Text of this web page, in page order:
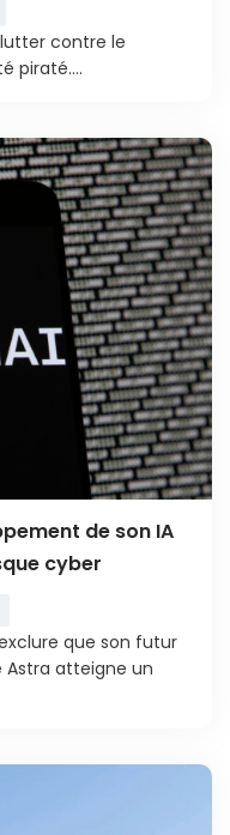
contre le
piraté....
de son IA
cyber
que son futur
Astra atteigne un